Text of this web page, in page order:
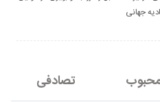
جهانی
تصادفی